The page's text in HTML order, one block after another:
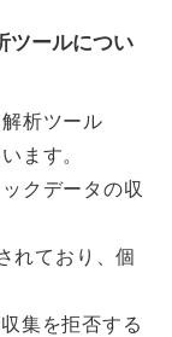
ツールについ
析ツール
ます。
クデータの収
れており、個
集を拒否する